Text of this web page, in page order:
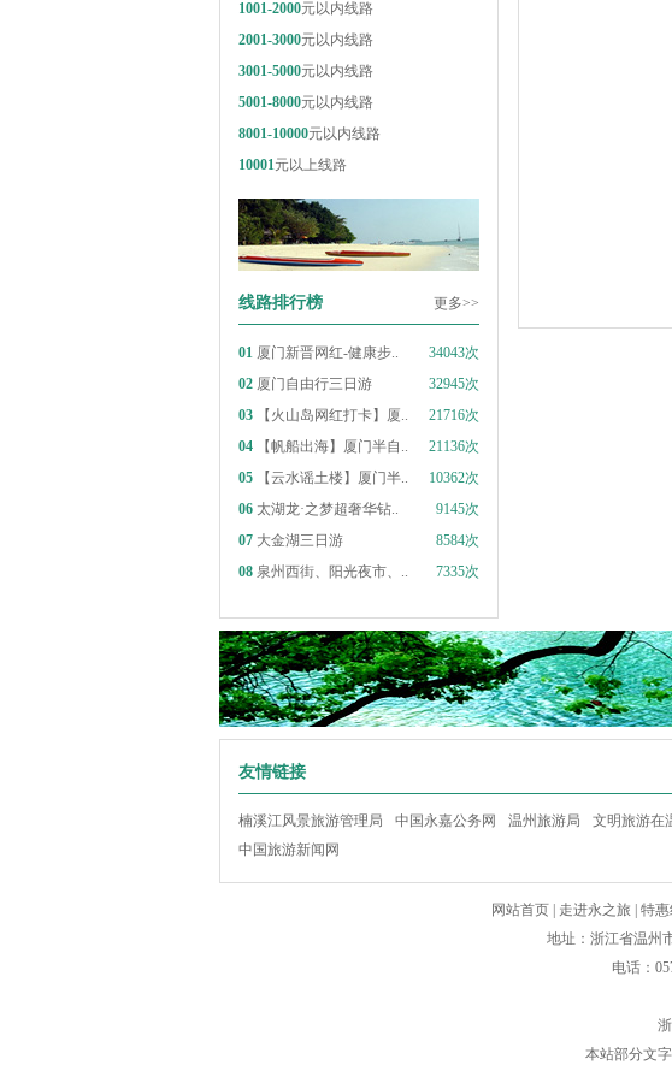
1001-2000元以内线路
2001-3000元以内线路
3001-5000元以内线路
5001-8000元以内线路
8001-10000元以内线路
10001元以上线路
线路排行榜 更多>>
01 厦门新晋网红-健康步..
34043次
02 厦门自由行三日游
32945次
03 【火山岛网红打卡】厦..
21716次
04 【帆船出海】厦门半自..
21136次
05 【云水谣土楼】厦门半..
10362次
06 太湖龙·之梦超奢华钻..
9145次
07 大金湖三日游
8584次
08 泉州西街、阳光夜市、.. 7335次
友情链接
楠溪江风景旅游管理局 中国永嘉公务网 温州旅游局 文明旅游在
中国旅游新闻网
网站首页 走进永之旅 特
地址：浙江省温州
电话：
本站部分文